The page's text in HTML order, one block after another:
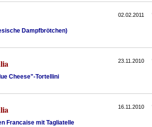
Dampfbrötchen)
02.02.2011
Cheese"-Tortellini
23.11.2010
Francaise mit Tagliatelle
16.11.2010